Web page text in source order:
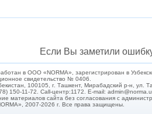
Если Вы заметили
в ООО «NORMA», зарегистрирован в
свидетельство № 0406.
100105, г. Ташкент, Мирабадский р-н, ул.
150-11-72. Call-центр:1172. E-mail:
материалов сайта без согласования с
2007-2026 г. Все права защищены.